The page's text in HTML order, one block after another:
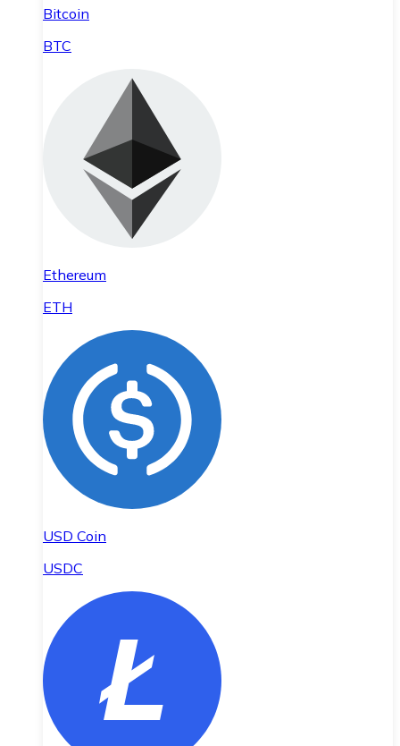
Bitcoin
BTC
Ethereum
ETH
USD Coin
USDC